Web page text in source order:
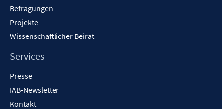
Befragungen
Projekte
Wissenschaftlicher Beirat
Services
Presse
IAB-Newsletter
Kontakt